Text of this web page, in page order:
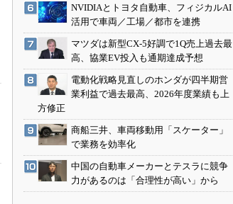
NVIDIAとトヨタ自動車、フィジカルAI
活用で車両／工場／都市を連携
マツダは新型CX-5好調で1Q売上過去最
高、協業EV投入も通期達成予想
電動化戦略見直しのホンダが四半期営
業利益で過去最高、2026年度業績も上
方修正
商船三井、車両移動用「スケーター」
で業務を効率化
中国の自動車メーカーとテスラに競争
力があるのは「合理性が高い」から